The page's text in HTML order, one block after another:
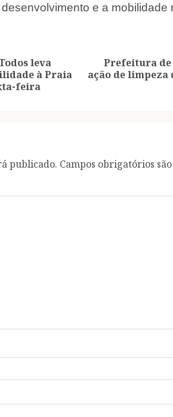
e a mobilidade
Previous
leva
à Praia
feira
Next
Prefeitura de
ação de
publicado. Campos obrigatórios